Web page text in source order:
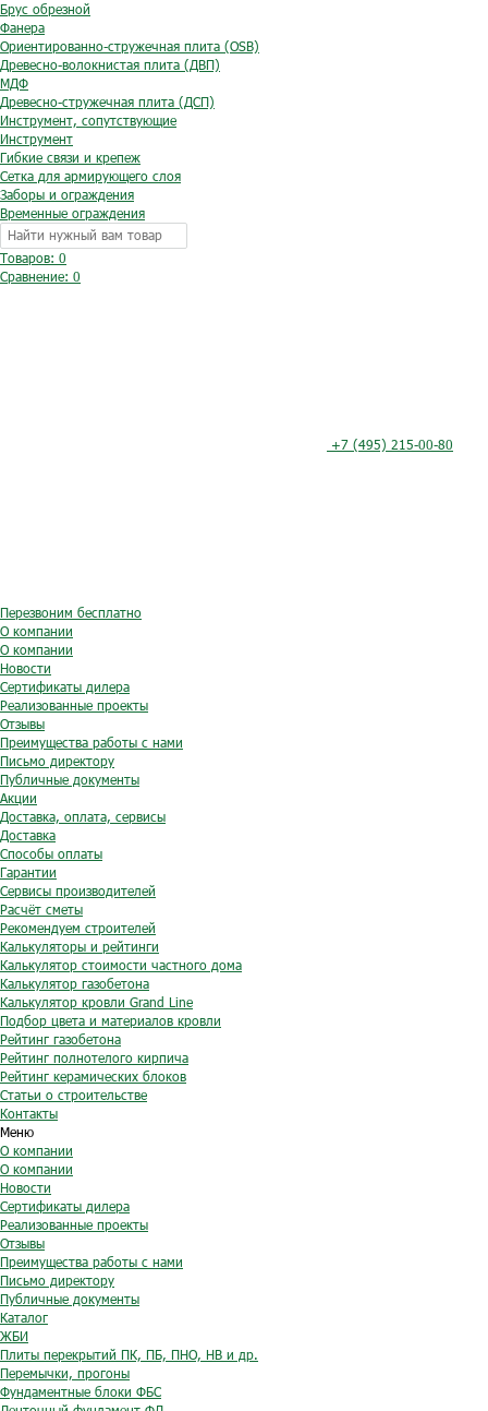
Брус обрезной
Фанера
Ориентированно-стружечная плита (OSB)
Древесно-волокнистая плита (ДВП)
МДФ
Древесно-стружечная плита (ДСП)
Инструмент, сопутствующие
Инструмент
Гибкие связи и крепеж
Сетка для армирующего слоя
Заборы и ограждения
Временные ограждения
Товаров: 0
Сравнение: 0
+7 (495) 215-00-80
Перезвоним бесплатно
О компании
О компании
Новости
Сертификаты дилера
Реализованные проекты
Отзывы
Преимущества работы с нами
Письмо директору
Публичные документы
Акции
Доставка, оплата, сервисы
Доставка
Способы оплаты
Гарантии
Сервисы производителей
Расчёт сметы
Рекомендуем строителей
Калькуляторы и рейтинги
Калькулятор стоимости частного дома
Калькулятор газобетона
Калькулятор кровли Grand Line
Подбор цвета и материалов кровли
Рейтинг газобетона
Рейтинг полнотелого кирпича
Рейтинг керамических блоков
Статьи о строительстве
Контакты
Меню
О компании
О компании
Новости
Сертификаты дилера
Реализованные проекты
Отзывы
Преимущества работы с нами
Письмо директору
Публичные документы
Каталог
ЖБИ
Плиты перекрытий ПК, ПБ, ПНО, НВ и др.
Перемычки, прогоны
Фундаментные блоки ФБС